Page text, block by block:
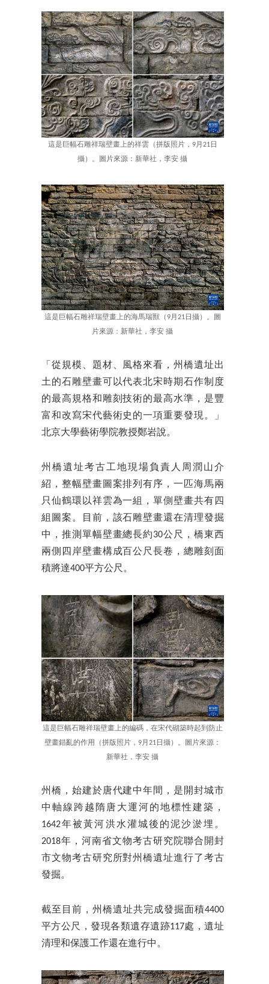
這是巨幅石雕祥瑞壁畫上的祥雲（拼版照片，9月21日
攝）。圖片來源：新華社，李安 攝
這是巨幅石雕祥瑞壁畫上的海馬瑞獸（9月21日攝）。圖
片來源：新華社，李安 攝
「從規模、題材、風格來看，州橋遺址出
土的石雕壁畫可以代表北宋時期石作制度
的最高規格和雕刻技術的最高水準，是豐
富和改寫宋代藝術史的一項重要發現。」
北京大學藝術學院教授鄭岩說。
州橋遺址考古工地現場負責人周潤山介
紹，整幅壁畫圖案排列有序，一匹海馬兩
只仙鶴環以祥雲為一組，單側壁畫共有四
組圖案。目前，該石雕壁畫還在清理發掘
中，推測單幅壁畫總長約30公尺，橋東西
兩側四岸壁畫構成百公尺長卷，總雕刻面
積將達400平方公尺。
這是巨幅石雕祥瑞壁畫上的編碼，在宋代砌築時起到防止
壁畫錯亂的作用（拼版照片，9月21日攝）。圖片來源：
新華社，李安 攝
州橋，始建於唐代建中年間，是開封城市
中軸線跨越隋唐大運河的地標性建築，
1642年被黃河洪水灌城後的泥沙淤埋。
2018年，河南省文物考古研究院聯合開封
市文物考古研究所對州橋遺址進行了考古
發掘。
截至目前，州橋遺址共完成發掘面積4400
平方公尺，發現各類遺存遺跡117處，遺址
清理和保護工作還在進行中。